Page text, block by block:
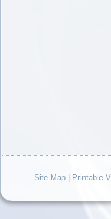
Site Map Printable